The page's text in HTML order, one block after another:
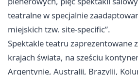
teatralne w specjalnie
miejskich tzw. site-specific”.
Spektakle teatru zaprezentowane
krajach świata, na sześciu
Argentynie, Australii, Brazylii,